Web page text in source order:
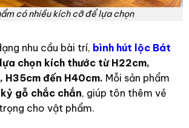
có nhiều kích cỡ để lựa chọn
nhu cầu bài trí, bình hút lộc Bát
chọn kích thước từ H22cm,
H35cm đến H40cm. Mỗi sản phẩm
gỗ chắc chắn, giúp tôn thêm vẻ
cho vật phẩm.